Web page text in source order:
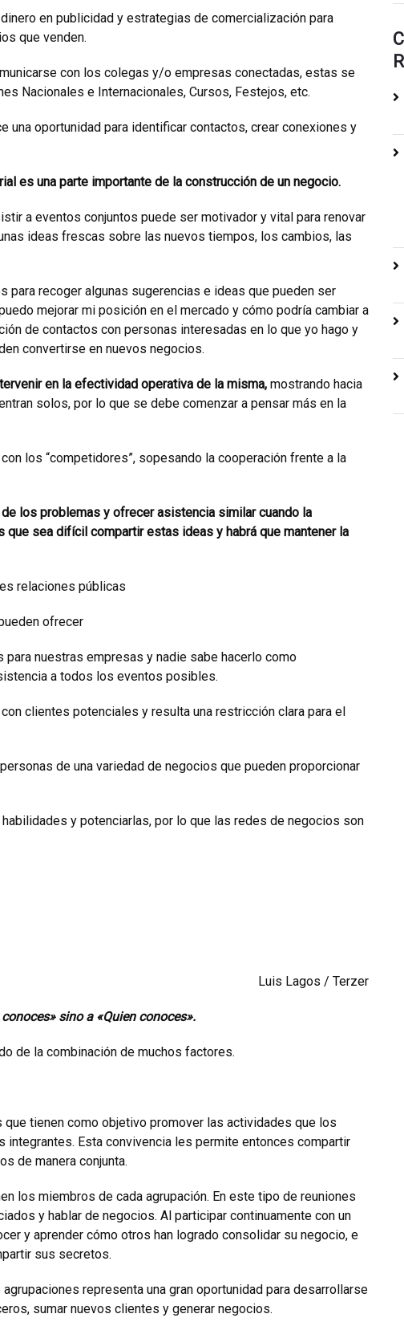
en publicidad y estrategias de comercialización para
que venden.
con los colegas y/o empresas conectadas, estas se
Nacionales e Internacionales, Cursos, Festejos, etc.
oportunidad para identificar contactos, crear conexiones y
es una parte importante de la construcción de un negocio.
a eventos conjuntos puede ser motivador y vital para renovar
ideas frescas sobre las nuevos tiempos, los cambios, las
recoger algunas sugerencias e ideas que pueden ser
mejorar mi posición en el mercado y cómo podría cambiar a
de contactos con personas interesadas en lo que yo hago y
convertirse en nuevos negocios.
en la efectividad operativa de la misma, mostrando hacia
solos, por lo que se debe comenzar a pensar más en la
los “competidores”, sopesando la cooperación frente a la
los problemas y ofrecer asistencia similar cuando la
sea difícil compartir estas ideas y habrá que mantener la
relaciones públicas
ofrecer
nuestras empresas y nadie sabe hacerlo como
a todos los eventos posibles.
clientes potenciales y resulta una restricción clara para el
de una variedad de negocios que pueden proporcionar
y potenciarlas, por lo que las redes de negocios son
Luis Lagos / Terzer
sino a «Quien conoces».
de la combinación de muchos factores.
tienen como objetivo promover las actividades que los
Esta convivencia les permite entonces compartir
de manera conjunta.
los miembros de cada agrupación. En este tipo de reuniones
y hablar de negocios. Al participar continuamente con un
y aprender cómo otros han logrado consolidar su negocio, e
sus secretos.
representa una gran oportunidad para desarrollarse
sumar nuevos clientes y generar negocios.